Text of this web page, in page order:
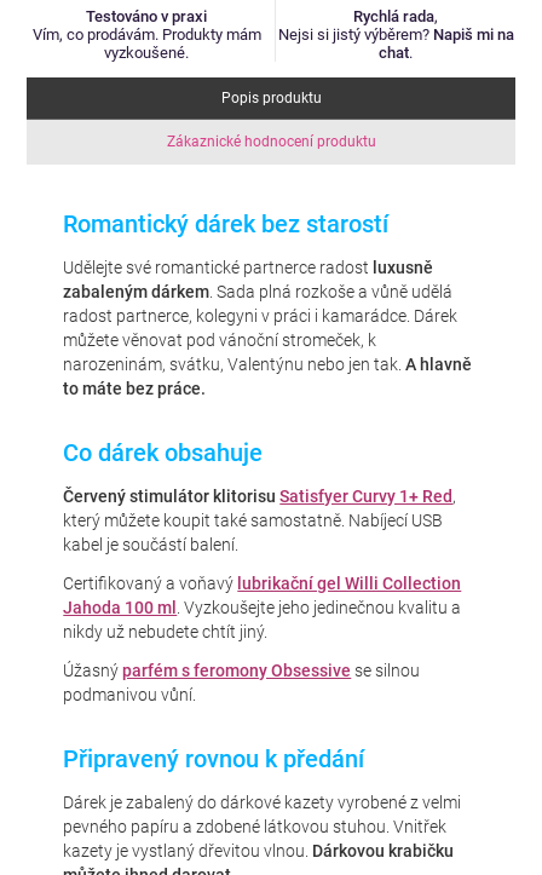
Testováno v praxi
Vím, co prodávám. Produkty mám
vyzkoušené.
Rychlá rada,
Nejsi si jistý výběrem? Napiš mi na
chat.
Popis produktu
Zákaznické hodnocení produktu
Romantický dárek bez starostí
Udělejte své romantické partnerce radost luxusně
zabaleným dárkem. Sada plná rozkoše a vůně udělá
radost partnerce, kolegyni v práci i kamarádce. Dárek
můžete věnovat pod vánoční stromeček, k
narozeninám, svátku, Valentýnu nebo jen tak.A hlavně
to máte bez práce.
Co dárek obsahuje
Červený stimulátor klitorisuSatisfyer Curvy 1+ Red,
který můžete koupit také samostatně. Nabíjecí USB
kabel je součástí balení.
Certifikovaný a voňavý lubrikační gel Willi Collection
Jahoda 100 ml . Vyzkoušejte jeho jedinečnou kvalitu a
nikdy už nebudete chtít jiný.
Úžasnýparfém s feromony Obsessive se silnou
podmanivou vůní.
Připravený rovnou k předání
Dárek je zabalený do dárkové kazety vyrobené z velmi
pevného papíru a zdobené látkovou stuhou. Vnitřek
kazety je vystlaný dřevitou vlnou. Dárkovou krabičku